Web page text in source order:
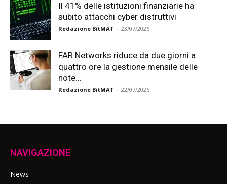
Il 41% delle istituzioni finanziarie ha
subito attacchi cyber distruttivi
Redazione BitMAT - 23/07/2026
FAR Networks riduce da due giorni a
quattro ore la gestione mensile delle
note...
Redazione BitMAT - 22/07/2026
NAVIGAZIONE
News